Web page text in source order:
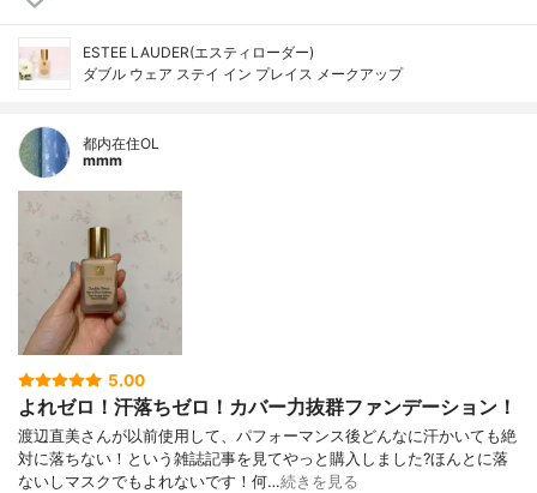
ESTEE LAUDER(エスティローダー)
ダブル ウェア ステイ イン プレイス メークアップ
都内在住OL
mmm
5.00
よれゼロ！汗落ちゼロ！カバー力抜群ファンデーション！
渡辺直美さんが以前使用して、パフォーマンス後どんなに汗かいても絶
対に落ちない！という雑誌記事を見てやっと購入しました?ほんとに落
ないしマスクでもよれないです！何…続きを見る